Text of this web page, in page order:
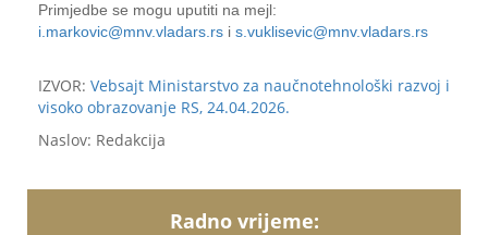
Primjedbe se mogu uputiti na mejl:
i.markovic@mnv.vladars.rs i s.vuklisevic@mnv.vladars.rs
IZVOR: Vebsajt Ministarstvo za naučnotehnološki razvoj i
visoko obrazovanje RS, 24.04.2026.
Naslov: Redakcija
Radno vrijeme: